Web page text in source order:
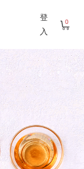
登
入
0